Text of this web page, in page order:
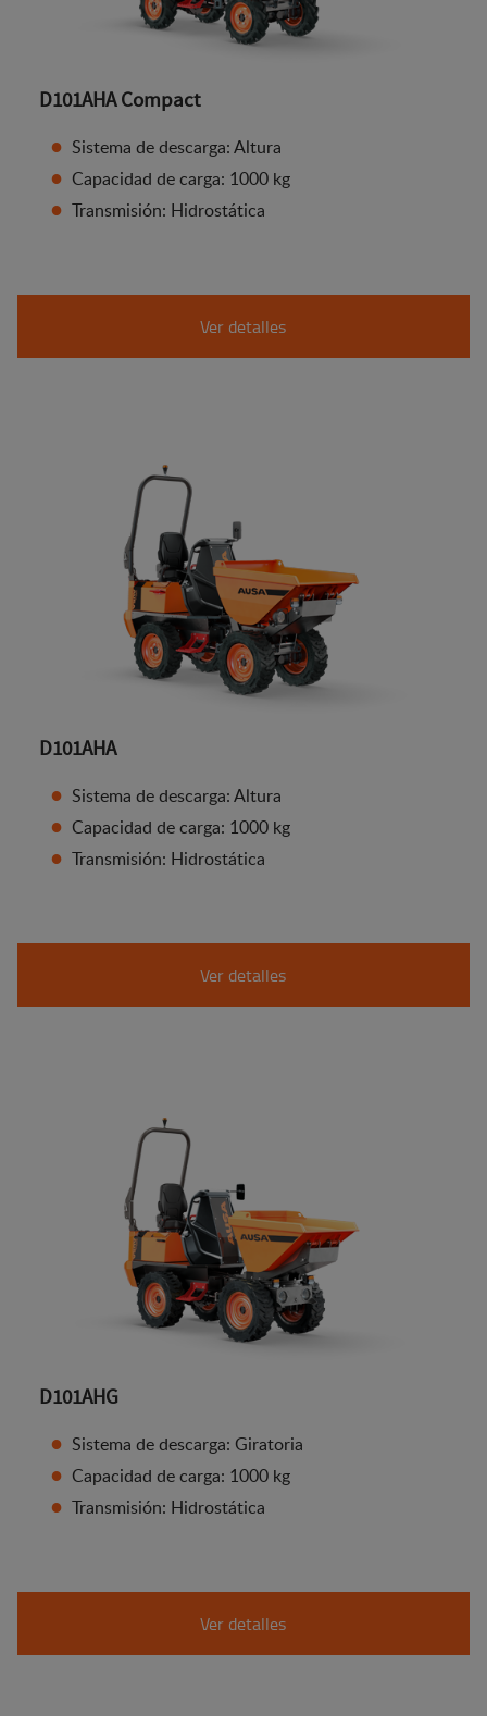
D101AHA Compact
Sistema de descarga: Altura
Capacidad de carga: 1000 kg
Transmisión: Hidrostática
Ver detalles
D101AHA
Sistema de descarga: Altura
Capacidad de carga: 1000 kg
Transmisión: Hidrostática
Ver detalles
D101AHG
Sistema de descarga: Giratoria
Capacidad de carga: 1000 kg
Transmisión: Hidrostática
Ver detalles